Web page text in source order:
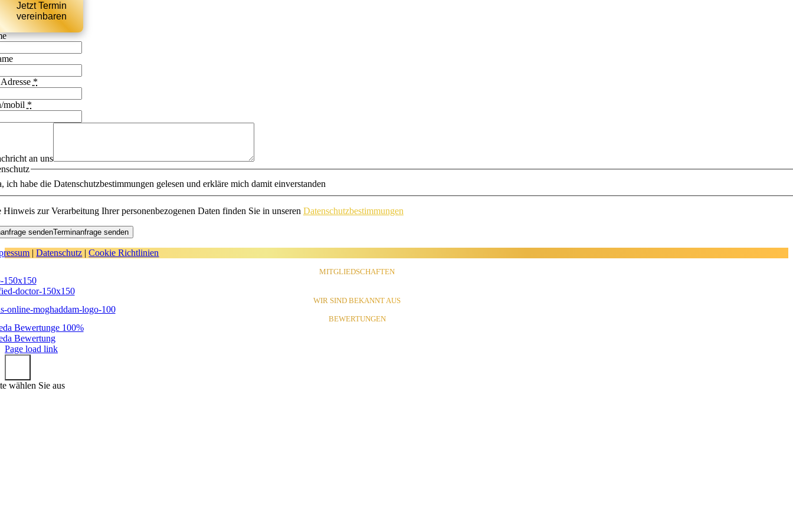
Jetzt Termin
vereinbaren
*
mobil *
an uns
ich habe die Datenschutzbestimmungen gelesen und erkläre mich damit einverstanden
Hinweis zur Verarbeitung Ihrer personenbezogenen Daten finden Sie in unseren Datenschutzbestimmungen
sendenTerminanfrage senden
|Datenschutz |Cookie Richtlinien
MITGLIEDSCHAFTEN
WIR SIND BEKANNT AUS
BEWERTUNGEN
Page load link
wählen Sie aus